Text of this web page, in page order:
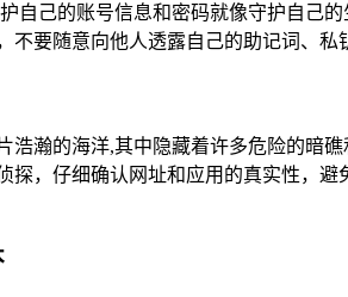
自己的账号信息和密码就像守护自己
不要随意向他人透露自己的助记词、
浩瀚的海洋,其中隐藏着许多危险的暗
探，仔细确认网址和应用的真实性，